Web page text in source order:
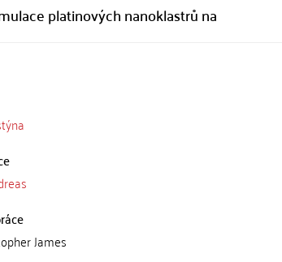
platinových nanoklastrů na
James